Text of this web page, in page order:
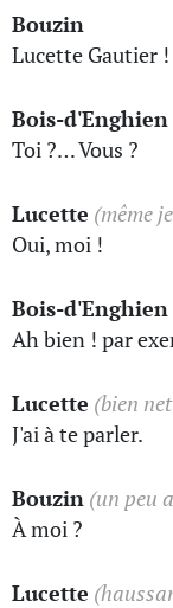
Bouzin
Lucette Gautier !
Bois-d'Enghien
Toi ?… Vous ?
Lucette (même
Oui, moi !
Bois-d'Enghien
Ah bien ! par
Lucette (bien
J'ai à te parler.
Bouzin (un peu
À moi ?
Lucette